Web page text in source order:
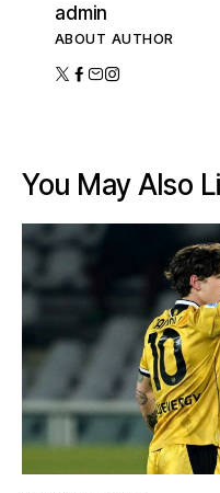
admin
ABOUT AUTHOR
You May Also